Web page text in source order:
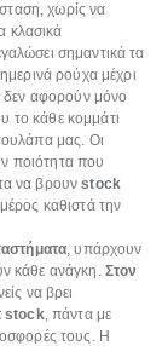
χωρίς να
κλασικά
σημαντικά τα
ρούχα μέχρι
δεν αφορούν μόνο
το κάθε κομμάτι
μας. Οι
ποιότητα που
να βρουνstock
καθιστά την
, υπάρχουν
κάθε ανάγκη. Στον
να βρει
stock, πάντα με
τους. Η